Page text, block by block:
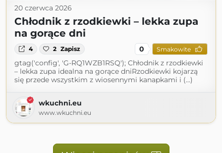
20 czerwca 2026
Chłodnik z rzodkiewki – lekka zupa
na gorące dni
4 2 Zapisz 0 Smakowite
gtag('config', 'G-RQ1WZB1RSQ'); Chłodnik z rzodkiewki
– lekka zupa idealna na gorące dniRzodkiewki kojarzą
się przede wszystkim z wiosennymi kanapkami i (...)
wkuchni.eu
www.wkuchni.eu